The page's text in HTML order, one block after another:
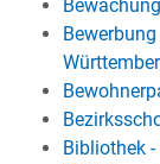
Bibliothek